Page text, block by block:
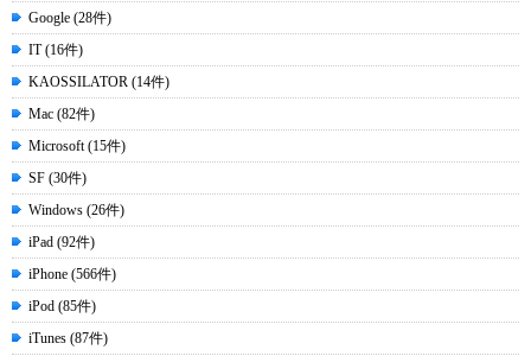
Google (28件)
IT (16件)
KAOSSILATOR (14件)
Mac (82件)
Microsoft (15件)
SF (30件)
Windows (26件)
iPad (92件)
iPhone (566件)
iPod (85件)
iTunes (87件)